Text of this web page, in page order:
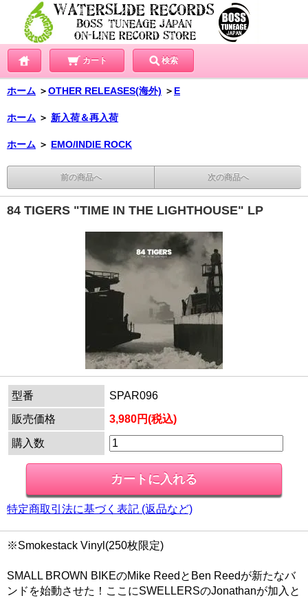
カート 検索
ホーム ＞OTHER RELEASES(海外) ＞ E
ホーム ＞ 新入荷＆再入荷
ホーム ＞ EMO/INDIE ROCK
前の商品へ 次の商品へ
84 TIGERS "TIME IN THE LIGHTHOUSE" LP
型番
SPAR096
販売価格
3,980円(税込)
購入数
特定商取引法に基づく表記 (返品など)
※Smokestack Vinyl(250枚限定)
SMALL BROWN BIKEのMike ReedとBen Reedが新たなバ
ンドを始動させた！ここにSWELLERSのJonathanが加入と